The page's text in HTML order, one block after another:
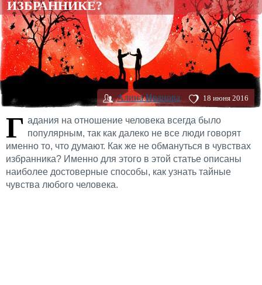
ИЗБРАННИКЕ?
Алина Иванова 18 июня 2016
Г адания на отношение человека всегда было
популярным, так как далеко не все люди говорят
именно то, что думают. Как же не обмануться в чувствах
избранника? Именно для этого в этой статье описаны
наиболее достоверные способы, как узнать тайные
чувства любого человека.